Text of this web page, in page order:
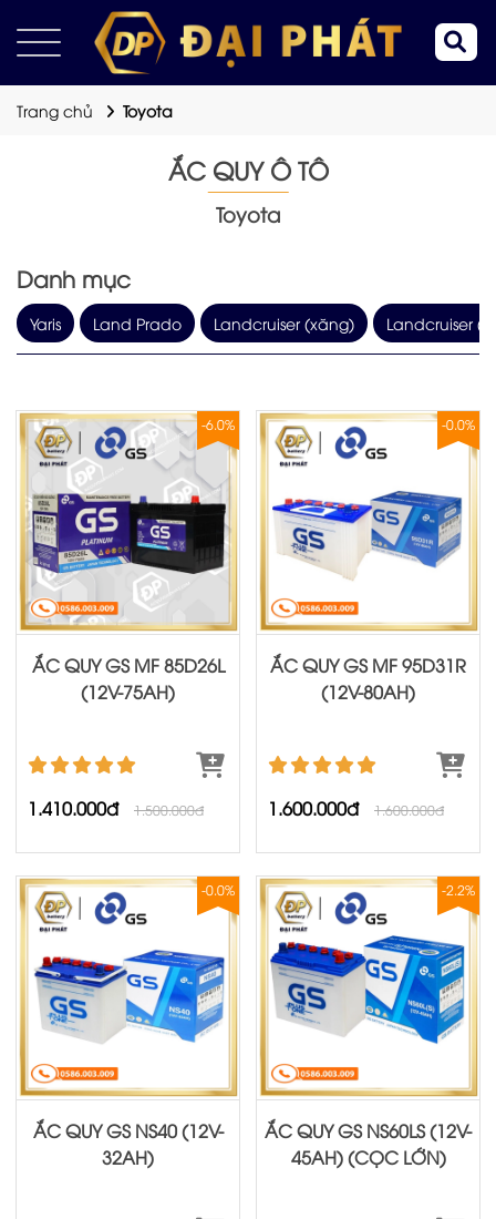
Trang chủ Toyota
ẮC QUY Ô TÔ
Toyota
Danh mục
Yaris Land Prado Landcruiser (xăng) Landcruiser
-6.0%
ẮC QUY GS MF 85D26L
(12V-75AH)
1.410.000đ 1.500.000đ
-0.0%
ẮC QUY GS MF 95D31R
(12V-80AH)
1.600.000đ 1.600.000đ
-0.0%
ẮC QUY GS NS40 (12V-
32AH)
-2.2%
ẮC QUY GS NS60LS (12V-
45AH) (CỌC LỚN)